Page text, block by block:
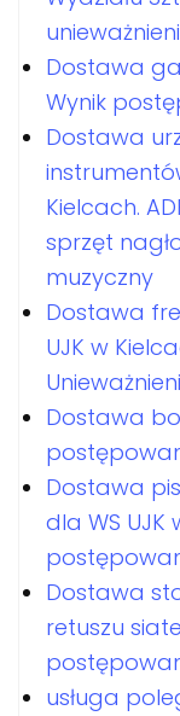
Dostawa
Wynik
Dostawa
Kielcach.
sprzęt
muzyczny
Dostawa
UJK w
Dostawa
Dostawa
dla WS UJK
Dostawa
retuszu
usługa